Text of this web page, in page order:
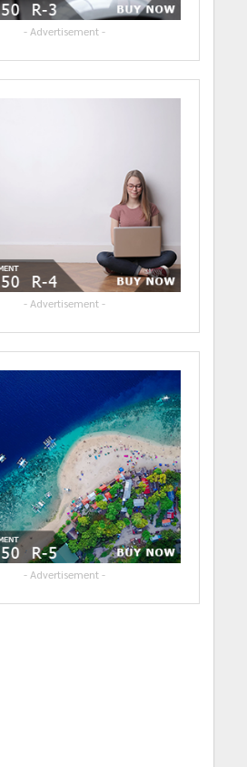
- Advertisement -
- Advertisement -
- Advertisement -